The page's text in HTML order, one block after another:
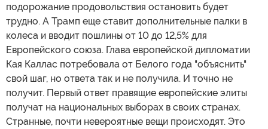
подорожание продовольствия остановить будет
трудно. А Трамп еще ставит дополнительные палки в
колеса и вводит пошлины от 10 до 12,5% для
Европейского союза. Глава европейской дипломатии
Кая Каллас потребовала от Белого года "объяснить"
свой шаг, но ответа так и не получила. И точно не
получит. Первый ответ правящие европейские элиты
получат на национальных выборах в своих странах.
Странные, почти невероятные вещи происходят. Это